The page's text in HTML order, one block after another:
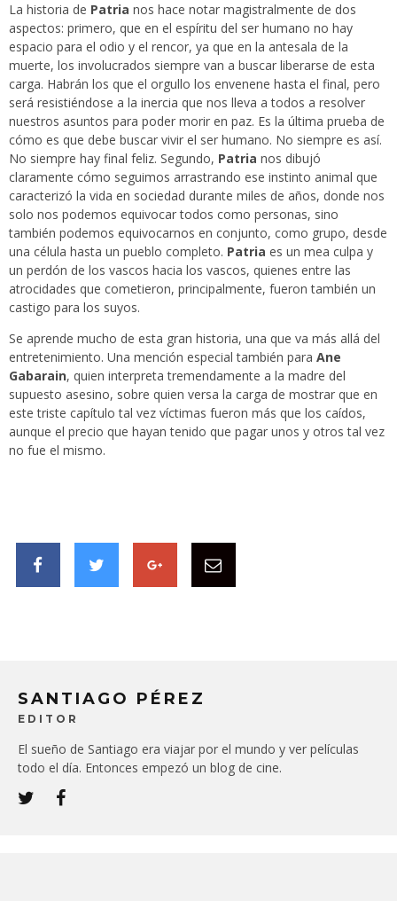
La historia de Patria nos hace notar magistralmente de dos
aspectos: primero, que en el espíritu del ser humano no hay
espacio para el odio y el rencor, ya que en la antesala de la
muerte, los involucrados siempre van a buscar liberarse de esta
carga. Habrán los que el orgullo los envenene hasta el final, pero
será resistiéndose a la inercia que nos lleva a todos a resolver
nuestros asuntos para poder morir en paz. Es la última prueba de
cómo es que debe buscar vivir el ser humano. No siempre es así.
No siempre hay final feliz. Segundo, Patria nos dibujó
claramente cómo seguimos arrastrando ese instinto animal que
caracterizó la vida en sociedad durante miles de años, donde nos
solo nos podemos equivocar todos como personas, sino
también podemos equivocarnos en conjunto, como grupo, desde
una célula hasta un pueblo completo. Patria es un mea culpa y
un perdón de los vascos hacia los vascos, quienes entre las
atrocidades que cometieron, principalmente, fueron también un
castigo para los suyos.
Se aprende mucho de esta gran historia, una que va más allá del
entretenimiento. Una mención especial también para Ane
Gabarain, quien interpreta tremendamente a la madre del
supuesto asesino, sobre quien versa la carga de mostrar que en
este triste capítulo tal vez víctimas fueron más que los caídos,
aunque el precio que hayan tenido que pagar unos y otros tal vez
no fue el mismo.
SANTIAGO PÉREZ
EDITOR
El sueño de Santiago era viajar por el mundo y ver películas
todo el día. Entonces empezó un blog de cine.